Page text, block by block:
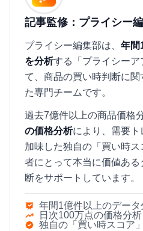
記事監修：プライシー
プライシー編集部は、 年間
を分析する「プライシーア
て、商品の買い時判断に
た専門チームです。
過去7億件以上の商品価格
の価格分析により、需要ト
加味した独自の「買い時
者にとって本当に価値ある
断をサポートしています。
年間1億件以上のデータ
日次100万点の価格分析
独自の「買い時スコア